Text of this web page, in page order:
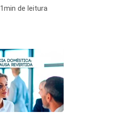
1min de leitura